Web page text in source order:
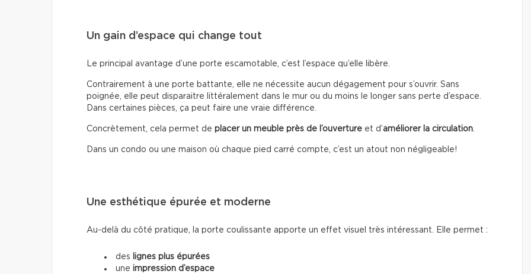
Un gain d’espace qui change tout
Le principal avantage d’une porte escamotable, c’est l’espace qu’elle libère.
Contrairement à une porte battante, elle ne nécessite aucun dégagement pour s’ouvrir. Sans
poignée, elle peut disparaitre littéralement dans le mur ou du moins le longer sans perte d’espace.
Dans certaines pièces, ça peut faire une vraie différence.
Concrètement, cela permet de placer un meuble près de l’ouverture et d’améliorer la circulation.
Dans un condo ou une maison où chaque pied carré compte, c’est un atout non négligeable!
Une esthétique épurée et moderne
Au-delà du côté pratique, la porte coulissante apporte un effet visuel très intéressant. Elle permet :
des
lignes plus épurées
une impression d’espace